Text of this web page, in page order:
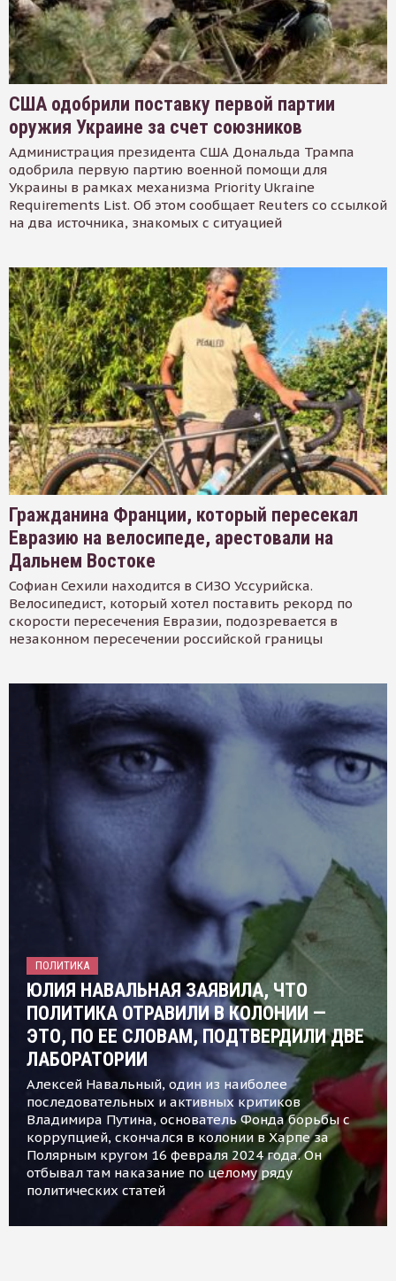
США одобрили поставку первой партии
оружия Украине за счет союзников
Администрация президента США Дональда Трампа
одобрила первую партию военной помощи для
Украины в рамках механизма Priority Ukraine
Requirements List. Об этом сообщает Reuters со ссылкой
на два источника, знакомых с ситуацией
Гражданина Франции, который пересекал
Евразию на велосипеде, арестовали на
Дальнем Востоке
Софиан Сехили находится в СИЗО Уссурийска.
Велосипедист, который хотел поставить рекорд по
скорости пересечения Евразии, подозревается в
незаконном пересечении российской границы
ПОЛИТИКА
ЮЛИЯ НАВАЛЬНАЯ ЗАЯВИЛА, ЧТО
ПОЛИТИКА ОТРАВИЛИ В КОЛОНИИ —
ЭТО, ПО ЕЕ СЛОВАМ, ПОДТВЕРДИЛИ ДВЕ
ЛАБОРАТОРИИ
Алексей Навальный, один из наиболее
последовательных и активных критиков
Владимира Путина, основатель Фонда борьбы с
коррупцией, скончался в колонии в Харпе за
Полярным кругом 16 февраля 2024 года. Он
отбывал там наказание по целому ряду
политических статей